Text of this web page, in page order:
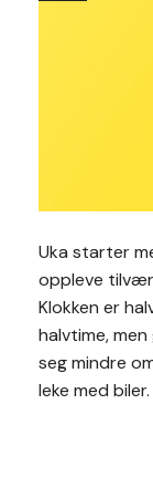
Uka starter
oppleve
Klokken er
halvtime,
seg mindre
leke med